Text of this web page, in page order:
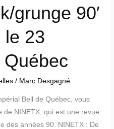
grunge 90′
le 23
/ Marc Desgagné
Bell de Québec, vous
de NINETX, qui est une revue
des années 90. NINETX : De